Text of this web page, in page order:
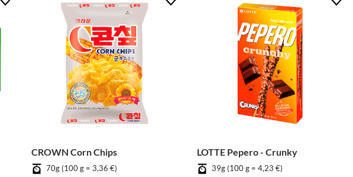
CROWN Corn Chips
70g (100 g = 3,36 €)
LOTTE Pepero - Crunky
39g (100 g = 4,23 €)